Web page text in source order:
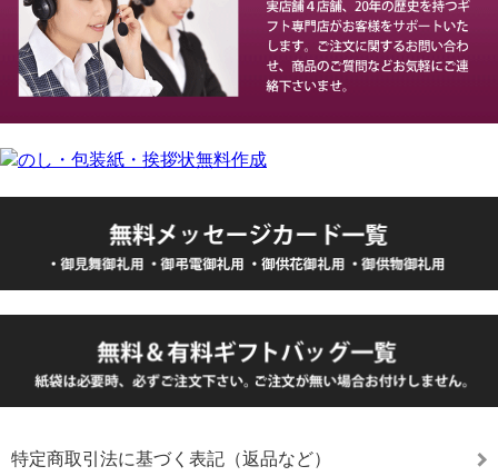
特定商取引法に基づく表記（返品など）